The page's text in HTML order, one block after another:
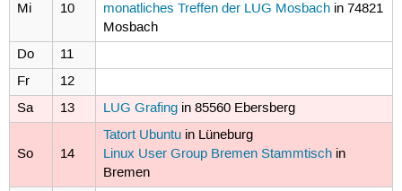
Mi 10
monatliches Treffen der LUG Mosbach in 74821
Mosbach
Do
11
Fr
12
Sa
13 LUG Grafing in 85560 Ebersberg
So 14
Tatort Ubuntu in Lüneburg
Linux User Group Bremen Stammtisch in
Bremen